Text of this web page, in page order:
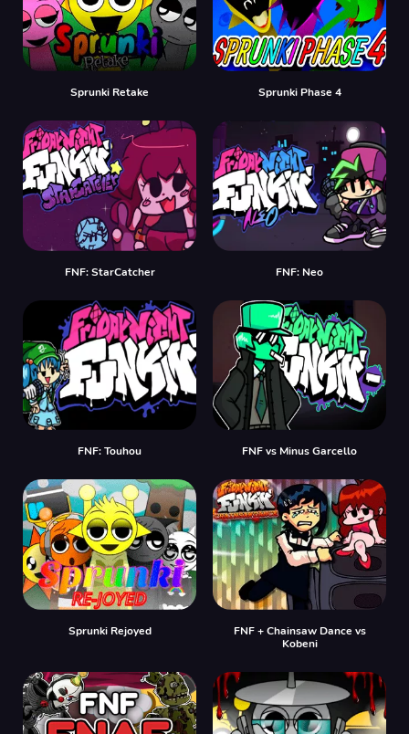
Sprunki Retake Sprunki Phase 4
FNF: StarCatcher FNF: Neo
FNF: Touhou FNF vs Minus Garcello
Sprunki Rejoyed
FNF + Chainsaw Dance vs
Kobeni